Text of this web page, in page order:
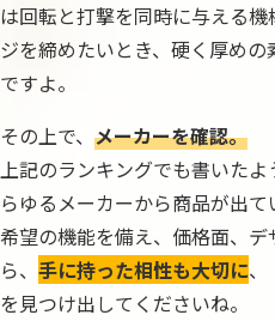
は回転と打撃を同時に与える
ジを締めたいとき、硬く厚め
ですよ。
その上で、 メーカーを確認。
上記のランキングでも書いた
らゆるメーカーから商品が出て
希望の機能を備え、価格面、
ら、 手に持った相性も大切に、
を見つけ出してくださいね。